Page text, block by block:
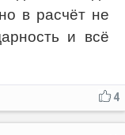
в расчёт не
и всё
4